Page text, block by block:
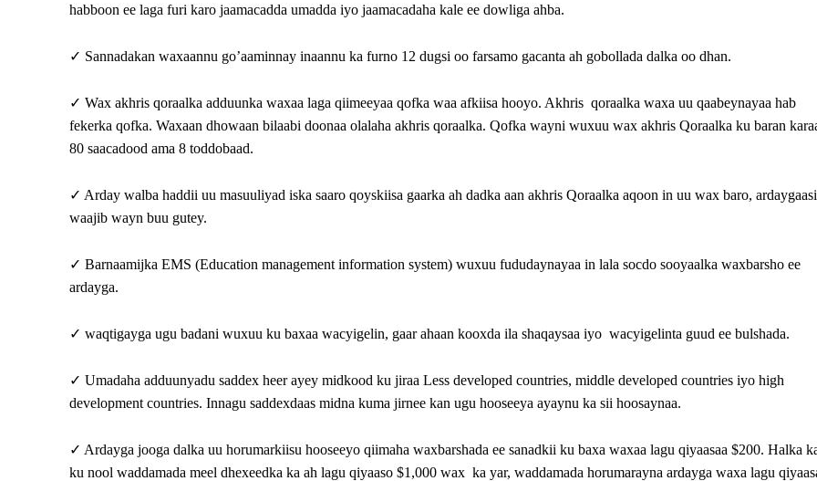
habboon ee laga furi karo jaamacadda umadda iyo jaamacadaha kale ee dowliga ahba.
✓ Sannadakan waxaannu go’aaminnay inaannu ka furno 12 dugsi oo farsamo gacanta ah gobollada dalka oo dhan.
✓ Wax akhris qoraalka adduunka waxaa laga qiimeeyaa qofka waa afkiisa hooyo. Akhris qoraalka waxa uu qaabeynayaa hab
fekerka qofka. Waxaan dhowaan bilaabi doonaa olalaha akhris qoraalka. Qofka wayni wuxuu wax akhris Qoraalka ku baran
80 saacadood ama 8 toddobaad.
✓ Arday walba haddii uu masuuliyad iska saaro qoyskiisa gaarka ah dadka aan akhris Qoraalka aqoon in uu wax baro, ardaygaasi
waajib wayn buu gutey.
✓ Barnaamijka EMS (Education management information system) wuxuu fududaynayaa in lala socdo sooyaalka waxbarsho ee
ardayga.
✓ waqtigayga ugu badani wuxuu ku baxaa wacyigelin, gaar ahaan kooxda ila shaqaysaa iyo wacyigelinta guud ee bulshada.
✓ Umadaha adduunyadu saddex heer ayey midkood ku jiraa Less developed countries, middle developed countries iyo high
development countries. Innagu saddexdaas midna kuma jirnee kan ugu hooseeya ayaynu ka sii hoosaynaa.
✓ Ardayga jooga dalka uu horumarkiisu hooseeyo qiimaha waxbarshada ee sanadkii ku baxa waxaa lagu qiyaasaa $200. Halka
ku nool waddamada meel dhexeedka ka ah lagu qiyaaso $1,000 wax ka yar, waddamada horumarayna ardayga waxa lagu